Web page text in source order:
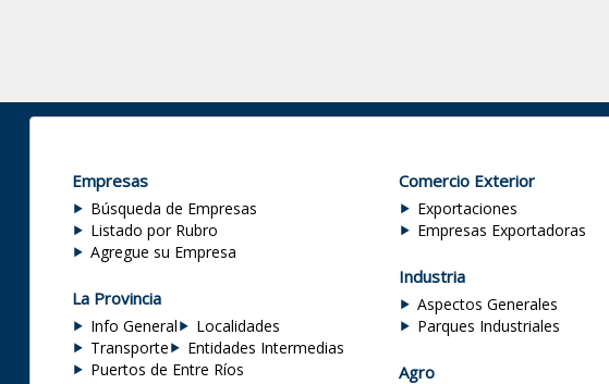
Empresas
Búsqueda de Empresas
Listado por Rubro
Agregue su Empresa
La Provincia
Info General
Localidades
Transporte
Entidades Intermedias
Puertos de Entre Ríos
Comercio Exterior
Exportaciones
Empresas Exportadoras
Industria
Aspectos Generales
Parques Industriales
Agro